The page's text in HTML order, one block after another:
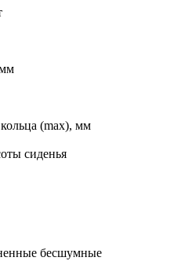
(max), мм
сиденья
бесшумные